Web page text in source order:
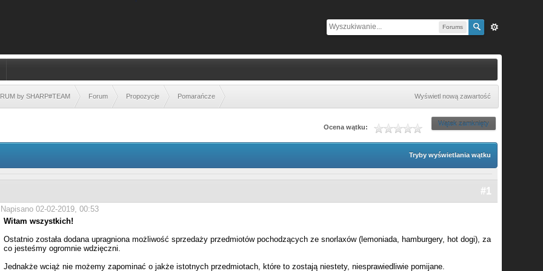
Forums
by SHARP#TEAM Forum Propozycje Pomarańcze Wyświetl nową zawartość
Wątek zamknięty
Ocena wątku:
Tryby wyświetlania wątku
#1
Napisano 02-02-2019, 00:53
Witam wszystkich!
Ostatnio została dodana upragniona możliwość sprzedaży przedmiotów pochodzących ze snorlaxów (lemoniada, hamburgery, hot dogi), za
co jesteśmy ogromnie wdzięczni.
Jednakże wciąż nie możemy zapominać o jakże istotnych przedmiotach, które to zostają niestety, niesprawiedliwie pomijane.